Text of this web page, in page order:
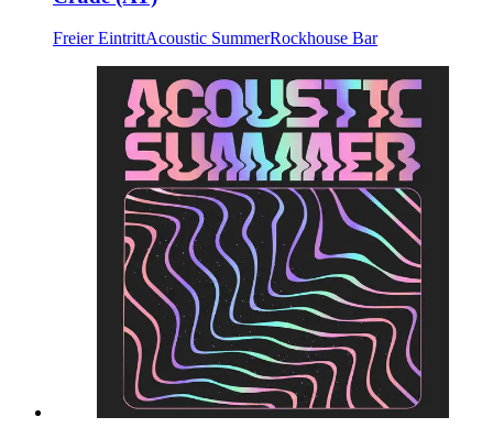
Freier EintrittAcoustic SummerRockhouse Bar